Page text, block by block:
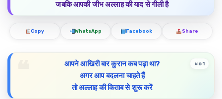
जबकि आपकी जीभ अल्लाह की याद से गीली है
Copy WhatsApp Facebook Share
आपने आखिरी बार कुरान कब पढ़ा था?
अगर आप बदलना चाहते हैं
तो अल्लाह की किताब से शुरू करें
#61